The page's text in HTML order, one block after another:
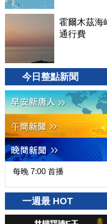
霍爾木茲海
通行費
今日整點新聞
每晚 7:00 首播
一週最 HOT